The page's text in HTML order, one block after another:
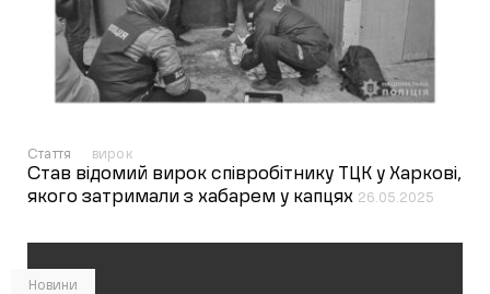
Стаття вирок
Став відомий вирок співробітнику ТЦК у Харкові,
якого затримали з хабарем у капцях 26.05.2025
Новини